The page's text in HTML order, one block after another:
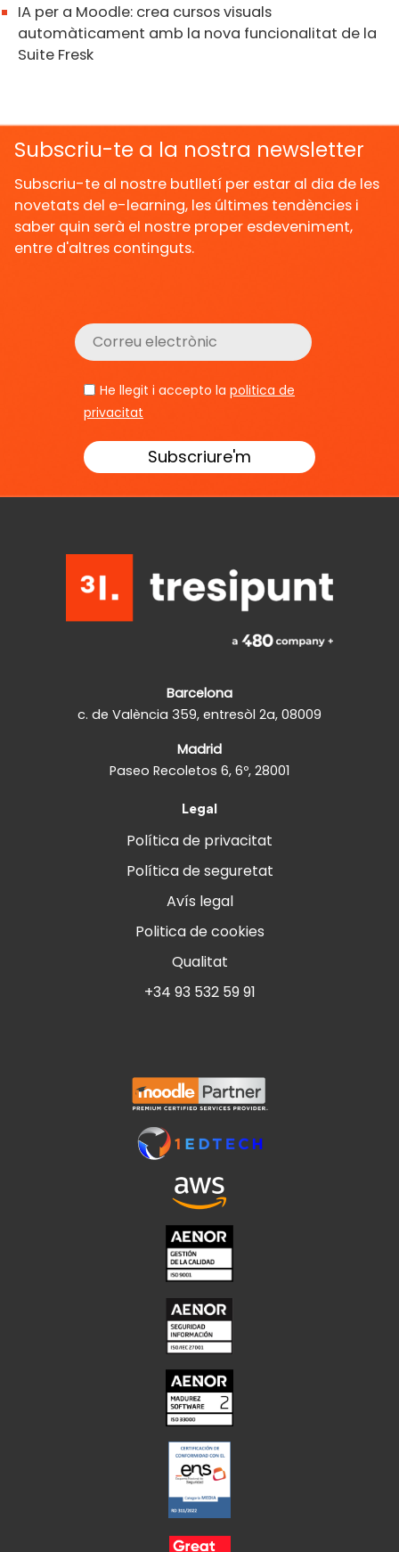
IA per a Moodle: crea cursos visuals
automàticament amb la nova funcionalitat de la
Suite Fresk
Subscriu-te a la nostra newsletter
Subscriu-te al nostre butlletí per estar al dia de les
novetats del e-learning, les últimes tendències i
saber quin serà el nostre proper esdeveniment,
entre d'altres continguts.
He llegit i accepto la politica de
privacitat
Barcelona
c. de València 359, entresòl 2a, 08009
Madrid
Paseo Recoletos 6, 6º, 28001
Legal
Política de privacitat
Política de seguretat
Avís legal
Politica de cookies
Qualitat
+34 93 532 59 91